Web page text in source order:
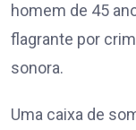
homem de 45
flagrante por
sonora.
Uma caixa de